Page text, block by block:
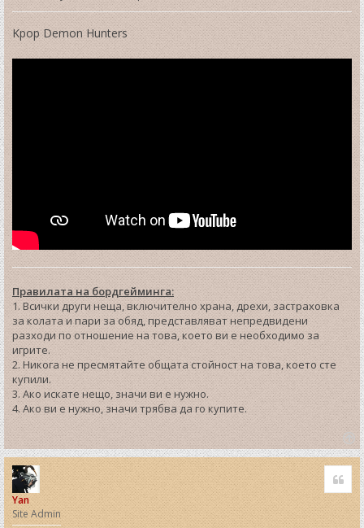
o
s
t
Kpop Demon Hunters
Правилата на бордгейминга:
1. Всички други неща, включително храна, дрехи, застраховка
за колата и пари за обяд, представляват непредвидени
разходи по отношение на това, което ви е необходимо за
игрите.
2. Никога не пресмятайте общата стойност на това, което сте
купили.
3. Ако искате нещо, значи ви е нужно.
4. Ако ви е нужно, значи трябва да го купите.
T
o
p
Yan
Site Admin